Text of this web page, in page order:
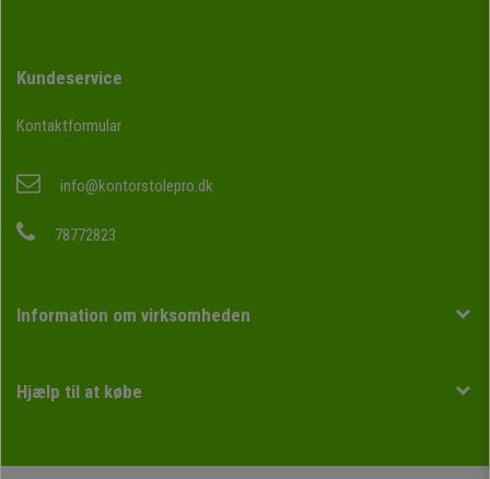
Kundeservice
Kontaktformular
info@kontorstolepro.dk
78772823
Information om virksomheden
Hjælp til at købe